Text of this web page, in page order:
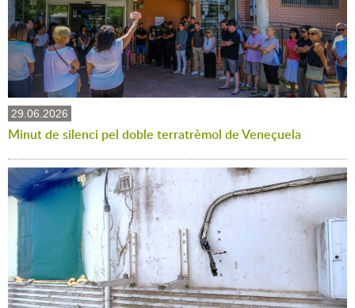
29.06.2026
Minut de silenci pel doble terratrèmol de Veneçuela